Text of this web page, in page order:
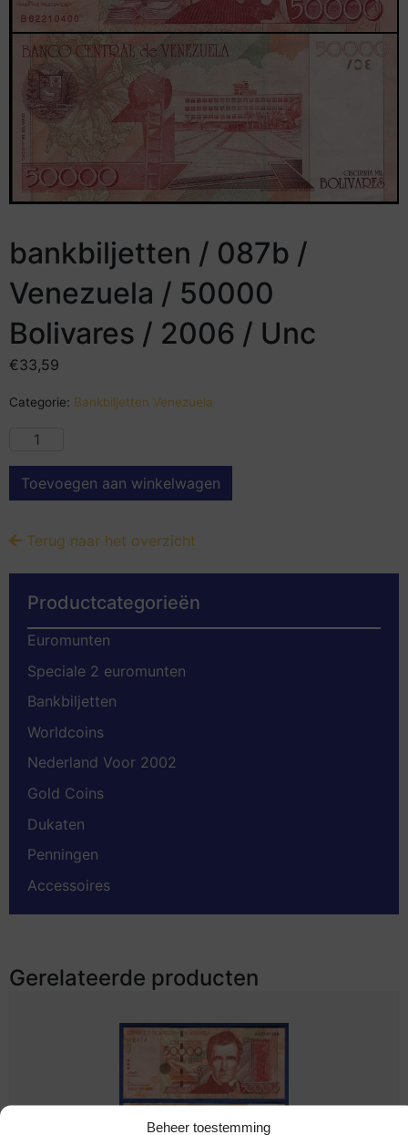
Beheer toestemming
bankbiljetten / 087b /
Venezuela / 50000
Bolivares / 2006 / Unc
€33,59
Categorie: Bankbiljetten Venezuela
Toevoegen aan winkelwagen
Terug naar het overzicht
Productcategorieën
Euromunten
Speciale 2 euromunten
Bankbiljetten
Worldcoins
Nederland Voor 2002
Gold Coins
Dukaten
Penningen
Accessoires
Gerelateerde producten